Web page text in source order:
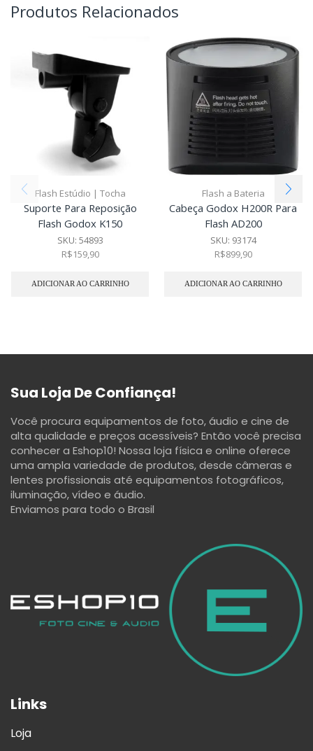
Produtos Relacionados
Flash Estúdio | Tocha
Suporte Para Reposição
Flash Godox K150
SKU: 54893
R$159,90
ADICIONAR AO CARRINHO
Flash a Bateria
Cabeça Godox H200R Para
Flash AD200
SKU: 93174
R$899,90
ADICIONAR AO CARRINHO
Sua Loja De Confiança!
Você procura equipamentos de foto, áudio e cine de
alta qualidade e preços acessíveis? Então você precisa
conhecer a Eshop10! Nossa loja física e online oferece
uma ampla variedade de produtos, desde câmeras e
lentes profissionais até equipamentos fotográficos,
iluminação, vídeo e áudio.
Enviamos para todo o Brasil
Links
Loja